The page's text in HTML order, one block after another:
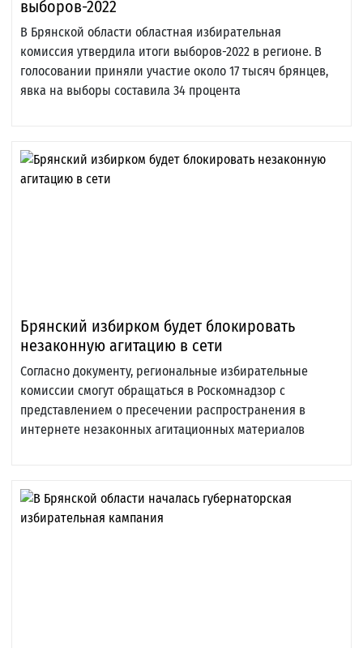
выборов-2022
В Брянской области областная избирательная
комиссия утвердила итоги выборов-2022 в регионе. В
голосовании приняли участие около 17 тысяч брянцев,
явка на выборы составила 34 процента
Брянский избирком будет блокировать
незаконную агитацию в сети
Согласно документу, региональные избирательные
комиссии смогут обращаться в Роскомнадзор с
представлением о пресечении распространения в
интернете незаконных агитационных материалов